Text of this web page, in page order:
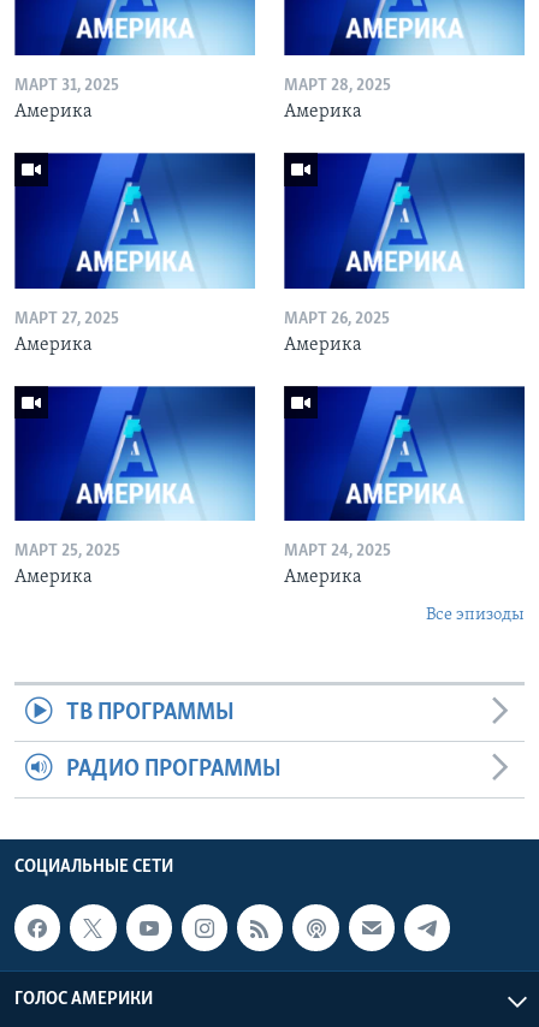
МАРТ 31, 2025
Америка
МАРТ 28, 2025
Америка
МАРТ 27, 2025
Америка
МАРТ 26, 2025
Америка
МАРТ 25, 2025
Америка
МАРТ 24, 2025
Америка
Все эпизоды
ТВ ПРОГРАММЫ
РАДИО ПРОГРАММЫ
СОЦИАЛЬНЫЕ СЕТИ
ГОЛОС АМЕРИКИ